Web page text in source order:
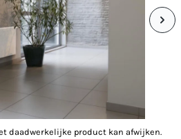
daadwerkelijke product kan afwijken.